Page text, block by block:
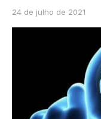
24 de julho de 2021